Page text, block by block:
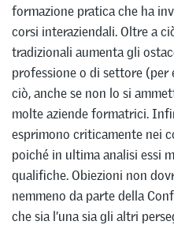
formazione pratica che ha
corsi interaziendali. Oltre a
tradizionali aumenta gli
professione o di settore (per
ciò, anche se non lo si
molte aziende formatrici.
esprimono criticamente nei
poiché in ultima analisi essi
qualifiche. Obiezioni non
nemmeno da parte della
che sia l’una sia gli altri